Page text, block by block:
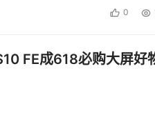
0
FE成618必购大屏好